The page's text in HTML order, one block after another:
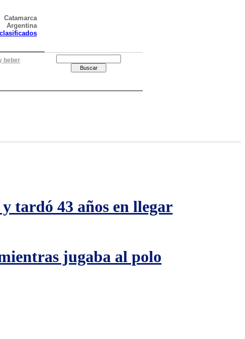
Catamarca
Argentina
clasificados
beber
tardó 43 años en llegar
jugaba al polo